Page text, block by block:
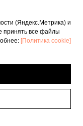
(Яндекс.Метрика) и
принять все файлы
[Политика cookie]